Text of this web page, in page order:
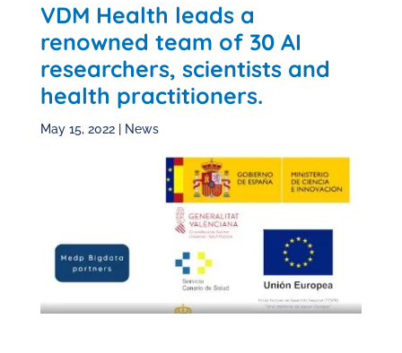
VDM Health leads a
renowned team of 30 AI
researchers, scientists and
health practitioners.
May 15, 2022| News